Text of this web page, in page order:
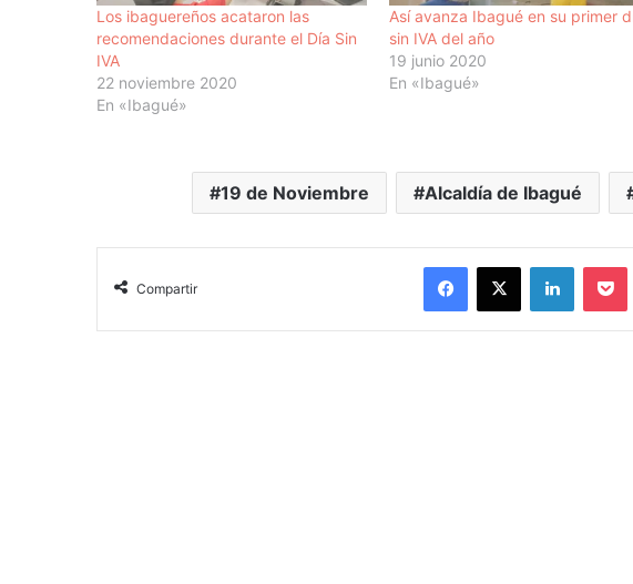
Los ibaguereños acataron las
recomendaciones durante el Día Sin
IVA
22 noviembre 2020
En «Ibagué»
Así avanza Ibagué en su primer
sin IVA del año
19 junio 2020
En «Ibagué»
19 de Noviembre Alcaldía de Ibagué
Compartir